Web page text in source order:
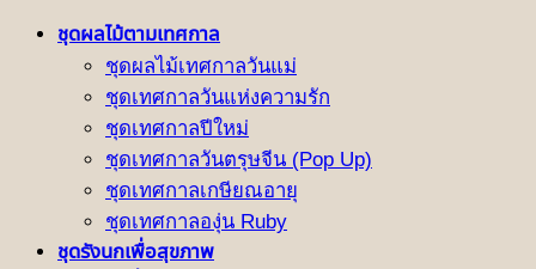
ชุดผลไม้ตามเทศกาล
ชุดผลไม้เทศกาลวันแม่
ชุดเทศกาลวันแห่งความรัก
ชุดเทศกาลปีใหม่
ชุดเทศกาลวันตรุษจีน (Pop Up)
ชุดเทศกาลเกษียณอายุ
ชุดเทศกาลองุ่น Ruby
ชุดรังนกเพื่อสุขภาพ